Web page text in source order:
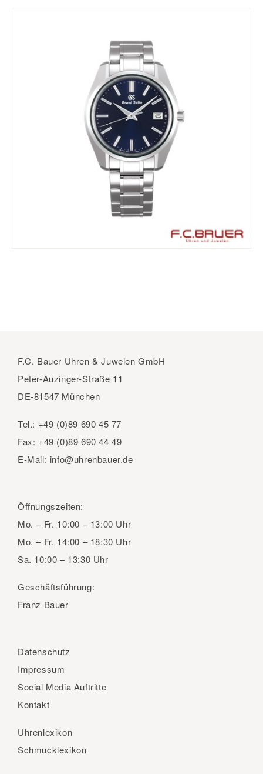
F.C. Bauer Uhren & Juwelen GmbH
Peter-Auzinger-Straße 11
DE-81547 München
Tel.: +49 (0)89 690 45 77
Fax: +49 (0)89 690 44 49
E-Mail: info@uhrenbauer.de
Öffnungszeiten:
Mo. – Fr. 10:00 – 13:00 Uhr
Mo. – Fr. 14:00 – 18:30 Uhr
Sa. 10:00 – 13:30 Uhr
Geschäftsführung:
Franz Bauer
Datenschutz
Impressum
Social Media Auftritte
Kontakt
Uhrenlexikon
Schmucklexikon